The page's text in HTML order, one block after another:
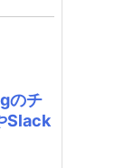
のチ
Slack